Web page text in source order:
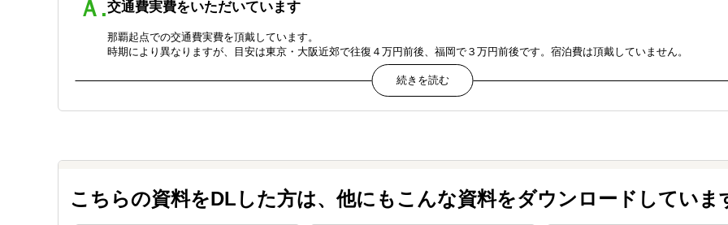
Ａ.交通費実費をいただいています
那覇起点での交通費実費を頂戴しています。
時期により異なりますが、目安は東京・大阪近郊で往復４万円前後、福岡で３万円前後です。宿泊費は頂戴していません。
下記の書類を１週間前をめどにお送りください
② 商品のカタログ、写真、資料等
③ その他参考になる資料
こちらの資料をDLした方は、他にもこんな資料をダウンロードしていま